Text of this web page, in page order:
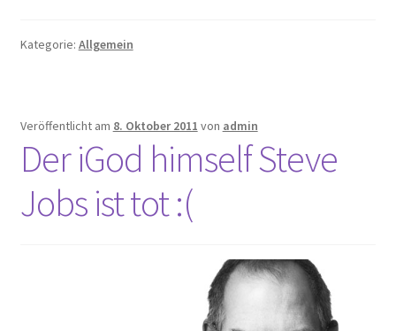
Kategorie: Allgemein
Veröffentlicht am 8. Oktober 2011 von admin
Der iGod himself Steve
Jobs ist tot :(